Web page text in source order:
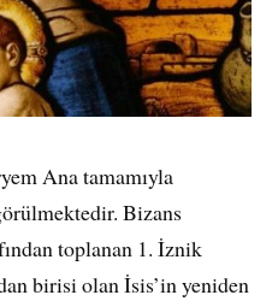
Ana tamamıyla
Bizans
toplanan 1. İznik
birisi olan İsis’in yeniden